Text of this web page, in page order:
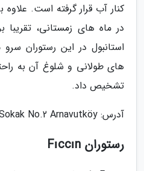
کنار آب قرار گرفته است.
در ماه های زمستانی،
استانبول در این رستوران
های طولانی و شلوغ آن به
تشخیص داد.
آدرس: Satış Meydanı Sokak No.2 Arnavutköy
رستوران Fıccın